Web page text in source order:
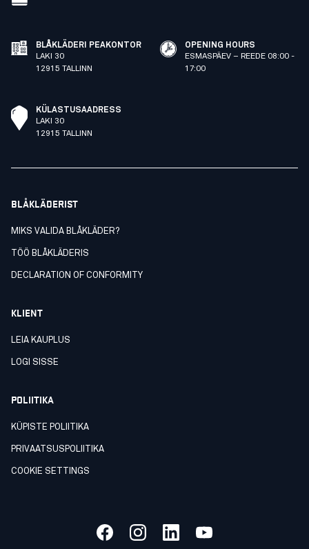
BLÅKLÄDERI PEAKONTOR
LAKI 30
12915 TALLINN
OPENING HOURS
ESMASPÄEV – REEDE 08:00 -
17:00
KÜLASTUSAADRESS
LAKI 30
12915 TALLINN
BLÅKLÄDERIST
MIKS VALIDA BLÅKLÄDER?
TÖÖ BLÅKLÄDERIS
DECLARATION OF CONFORMITY
KLIENT
LEIA KAUPLUS
LOGI SISSE
POLIITIKA
KÜPISTE POLIITIKA
PRIVAATSUSPOLIITIKA
COOKIE SETTINGS